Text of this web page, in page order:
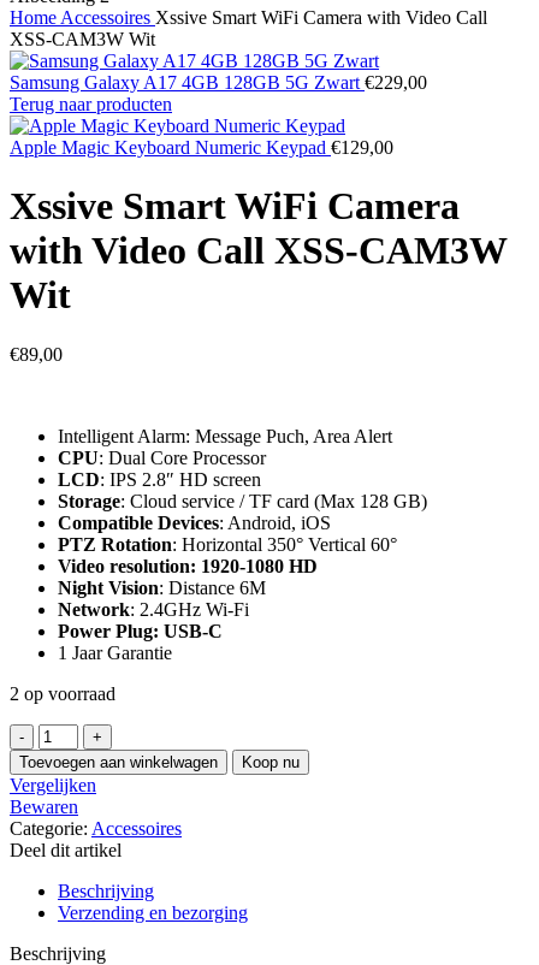
Home Accessoires Xssive Smart WiFi Camera with Video Call
XSS-CAM3W Wit
Samsung Galaxy A17 4GB 128GB 5G Zwart €229,00
Terug naar producten
Apple Magic Keyboard Numeric Keypad €129,00
Xssive Smart WiFi Camera
with Video Call XSS-CAM3W
Wit
€89,00
Intelligent Alarm: Message Puch, Area Alert
CPU: Dual Core Processor
LCD: IPS 2.8″ HD screen
Storage: Cloud service / TF card (Max 128 GB)
Compatible Devices: Android, iOS
PTZ Rotation: Horizontal 350° Vertical 60°
Video resolution: 1920-1080 HD
Night Vision: Distance 6M
Network: 2.4GHz Wi-Fi
Power Plug: USB-C
1 Jaar Garantie
2 op voorraad
Xssive
Smart
WiFi
Camera
with
Video
Call
XSS-
CAM3W
Wit
hoeveelheid
Toevoegen aan winkelwagen Koop nu
Vergelijken
Bewaren
Categorie: Accessoires
Deel dit artikel
Beschrijving
Verzending en bezorging
Beschrijving